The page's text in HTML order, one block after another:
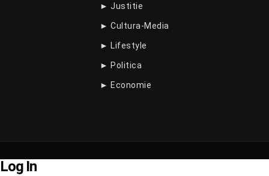
► Justitie
► Cultura-Media
► Lifestyle
► Politica
► Economie
Log In